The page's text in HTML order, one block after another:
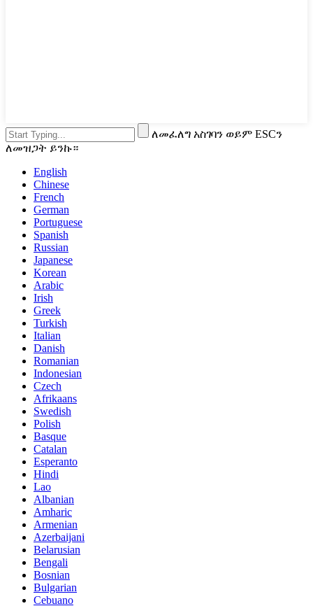
ለመፈለግ አስገባን ወይም ESCን
ለመዝጋት ይንኩ።
English
Chinese
French
German
Portuguese
Spanish
Russian
Japanese
Korean
Arabic
Irish
Greek
Turkish
Italian
Danish
Romanian
Indonesian
Czech
Afrikaans
Swedish
Polish
Basque
Catalan
Esperanto
Hindi
Lao
Albanian
Amharic
Armenian
Azerbaijani
Belarusian
Bengali
Bosnian
Bulgarian
Cebuano